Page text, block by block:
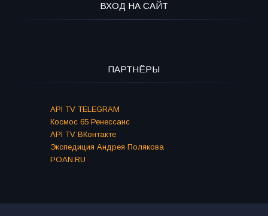
ВХОД НА САЙТ
ПАРТНЁРЫ
API TV TELEGRAM
Космос 65 Ренессанс
API TV ВКонтакте
Экспедиция Андрея Полякова
POAN.RU